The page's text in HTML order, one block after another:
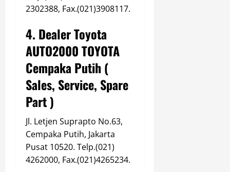
2302388, Fax.(021)3908117.
4. Dealer Toyota
AUTO2000 TOYOTA
Cempaka Putih (
Sales, Service, Spare
Part )
Jl. Letjen Suprapto No.63,
Cempaka Putih, Jakarta
Pusat 10520. Telp.(021)
4262000, Fax.(021)4265234.